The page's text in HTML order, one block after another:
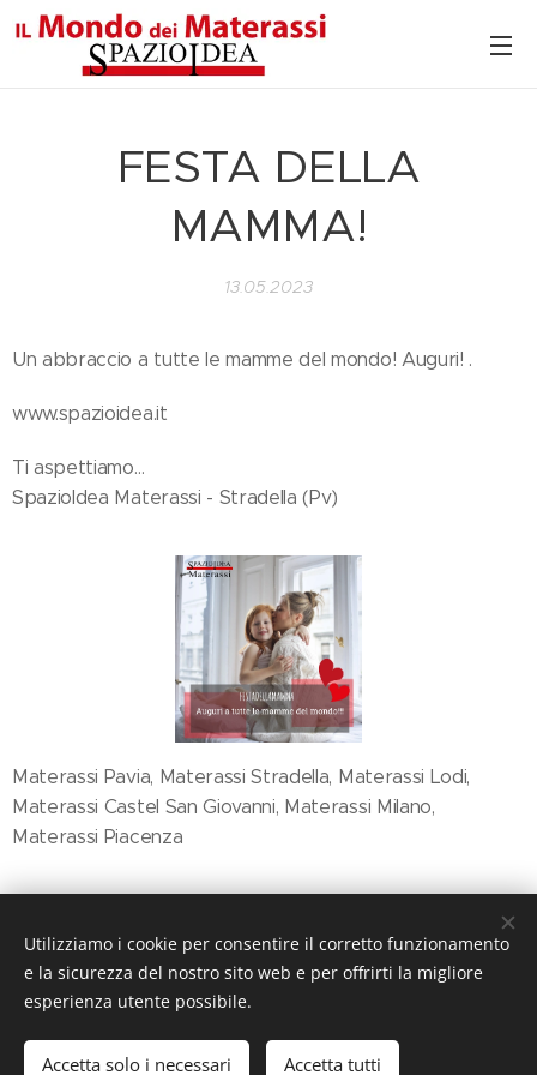
FESTA DELLA
MAMMA!
13.05.2023
Un abbraccio a tutte le mamme del mondo! Auguri! .
www.spazioidea.it
Ti aspettiamo…
SpazioIdea Materassi - Stradella (Pv)
Materassi Pavia, Materassi Stradella, Materassi Lodi,
Materassi Castel San Giovanni, Materassi Milano,
Materassi Piacenza
Utilizziamo i cookie per consentire il corretto funzionamento
e la sicurezza del nostro sito web e per offrirti la migliore
esperienza utente possibile.
Accetta solo i necessari Accetta tutti